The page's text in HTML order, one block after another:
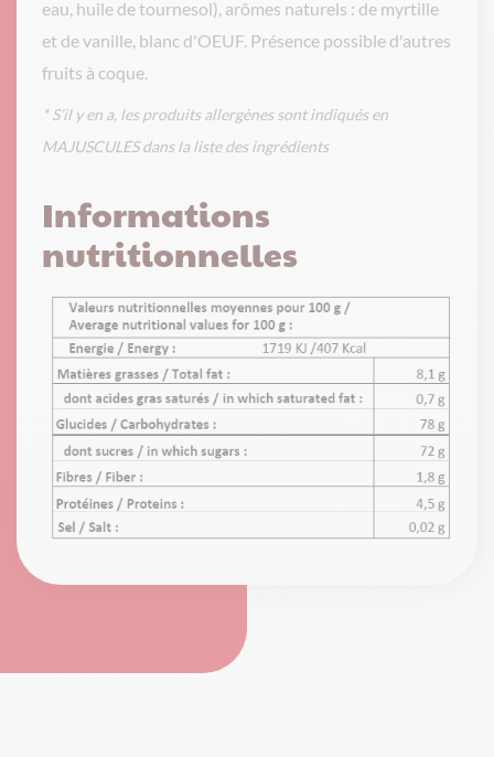
eau, huile de tournesol), arômes naturels : de myrtille
et de vanille, blanc d'OEUF. Présence possible d'autres
fruits à coque.
* S’il y en a, les produits allergènes sont indiqués en
MAJUSCULES dans la liste des ingrédients
Informations
nutritionnelles